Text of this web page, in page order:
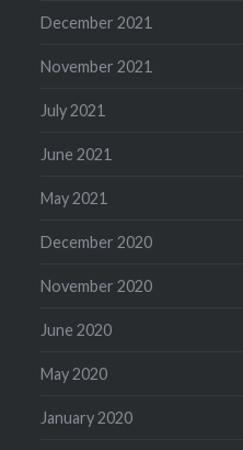
December 2021
November 2021
July 2021
June 2021
May 2021
December 2020
November 2020
June 2020
May 2020
January 2020